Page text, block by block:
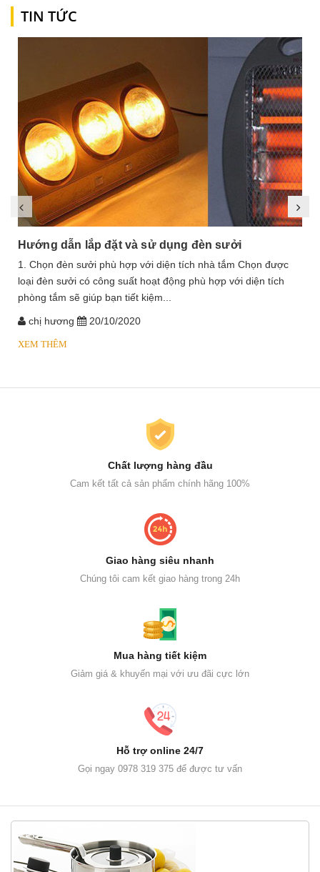
TIN TỨC
Hướng dẫn lắp đặt và sử dụng đèn sưởi
1. Chọn đèn sưởi phù hợp với diện tích nhà tắm Chọn được
loại đèn sưởi có công suất hoạt động phù hợp với diện tích
phòng tắm sẽ giúp bạn tiết kiệm...
chị hương 20/10/2020
XEM THÊM
Chất lượng hàng đầu
Cam kết tất cả sản phẩm chính hãng 100%
Giao hàng siêu nhanh
Chúng tôi cam kết giao hàng trong 24h
Mua hàng tiết kiệm
Giảm giá & khuyến mại với ưu đãi cực lớn
Hỗ trợ online 24/7
Gọi ngay 0978 319 375 để được tư vấn